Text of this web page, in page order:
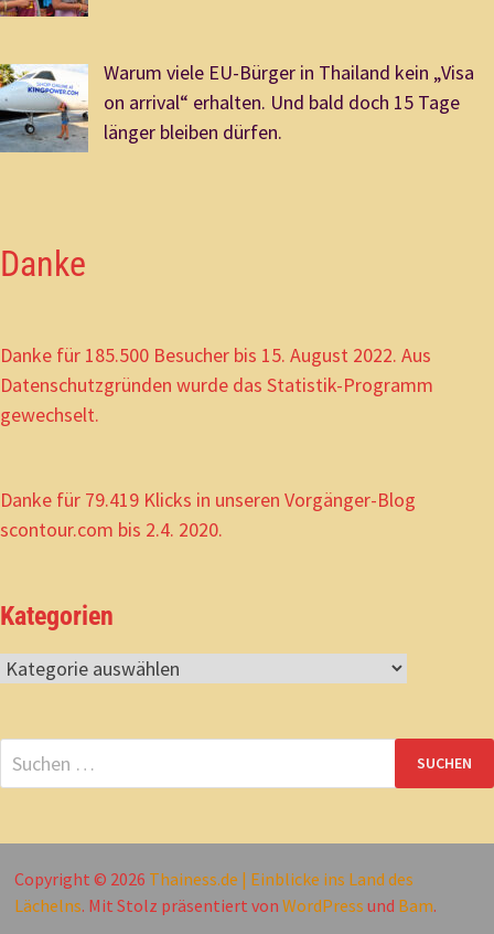
Warum viele EU-Bürger in Thailand kein „Visa
on arrival“ erhalten. Und bald doch 15 Tage
länger bleiben dürfen.
Danke
Danke für 185.500 Besucher bis 15. August 2022. Aus
Datenschutzgründen wurde das Statistik-Programm
gewechselt.
Danke für 79.419 Klicks in unseren Vorgänger-Blog
scontour.com bis 2.4. 2020.
Kategorien
Kategorien
Suchen
nach:
Copyright © 2026 Thainess.de | Einblicke ins Land des
Lächelns. Mit Stolz präsentiert von WordPress und Bam.